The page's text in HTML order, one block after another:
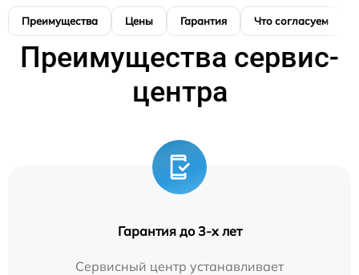
Преимущества Цены Гарантия Что согласуем
Преимущества сервис-
центра
Гарантия до 3-х лет
Сервисный центр устанавливает